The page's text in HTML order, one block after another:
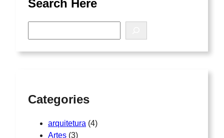
Search Here
e
a
Categories
arquitetura (4)
Artes (3)